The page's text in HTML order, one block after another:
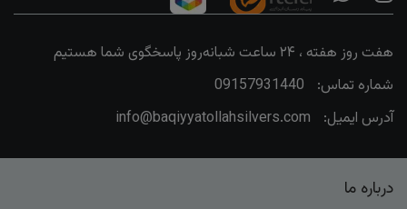
هفت روز هفته ، ۲۴ ساعت شبانه‌روز پاسخگوی شما هستیم
شماره تماس:
09157931440
آدرس ایمیل:
info@baqiyyatollahsilvers.com
درباره ما